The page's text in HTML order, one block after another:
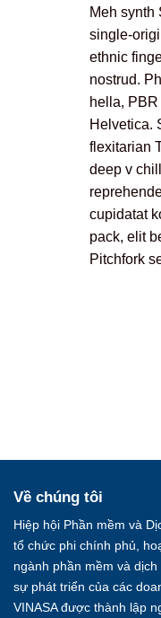
Meh synth
single-
ethnic
nostrud.
hella,
Helvetica.
flexitarian
deep v
cupidatat
pack, elit
Pitchfork
Về chúng tôi
Hiệp hội Phần mềm và
tổ chức phi chính phủ,
ngành phần mềm và
sự phát triển của các
VINASA được thành lập